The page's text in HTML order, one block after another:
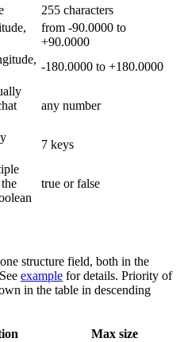
255 characters
from -90.0000 to
+90.0000
-180.0000 to +180.0000
any number
7 keys
true or false
structure field, both in the
example for details. Priority of
in the table in descending
Max size